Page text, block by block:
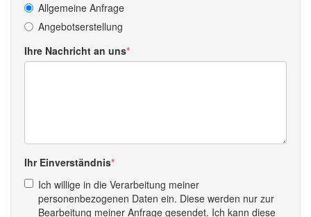
Allgemeine Anfrage
Angebotserstellung
Ihre Nachricht an uns
Ihr Einverständnis
Ich willige in die Verarbeitung meiner
personenbezogenen Daten ein. Diese werden nur zur
Bearbeitung meiner Anfrage gesendet. Ich kann diese